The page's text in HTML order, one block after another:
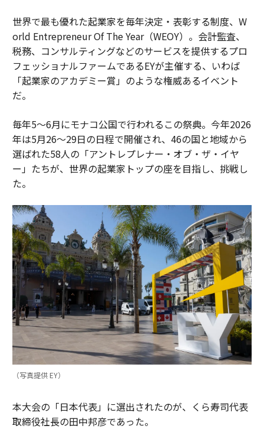
世界で最も優れた起業家を毎年決定・表彰する制度、W
orld Entrepreneur Of The Year（WEOY）。会計監査、
税務、コンサルティングなどのサービスを提供するプロ
フェッショナルファームであるEYが主催する、いわば
「起業家のアカデミー賞」のような権威あるイベント
だ。
毎年5〜6月にモナコ公国で行われるこの祭典。今年2026
年は5月26〜29日の日程で開催され、46の国と地域から
選ばれた58人の「アントレプレナー・オブ・ザ・イヤ
ー」たちが、世界の起業家トップの座を目指し、挑戦し
た。
（写真提供 EY）
本大会の「日本代表」に選出されたのが、くら寿司代表
取締役社長の田中邦彦であった。